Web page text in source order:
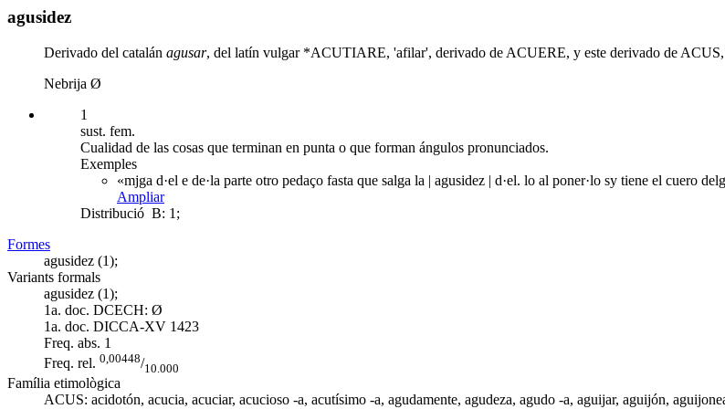
agusidez
Derivado del catalán agusar, del latín vulgar *ACUTIARE, 'afilar', derivado de ACUERE, y este derivado de ACUS,
Nebrija Ø
1
sust. fem.
Cualidad de las cosas que terminan en punta o que forman ángulos pronunciados.
Exemples
«mjga d·el e de·la parte otro pedaço fasta que salga la | agusidez | d·el. lo al poner·lo sy tiene el cuero
Ampliar
Distribució B: 1;
Formes
agusidez (1);
Variants formals
agusidez (1);
1a. doc. DCECH: Ø
1a. doc. DICCA-XV 1423
Freq. abs. 1
Freq. rel. 0,00448/10.000
Família etimològica
ACUS: acidotón, acucia, acuciar, acucioso -a, acutísimo -a, agudamente, agudeza, agudo -a, aguijar, aguijón,